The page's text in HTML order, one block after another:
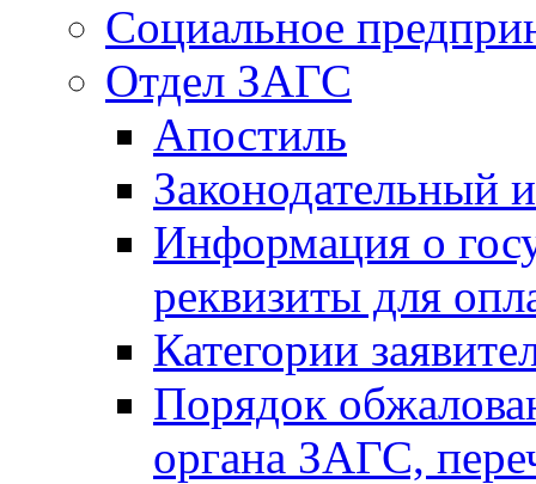
Социальное
Отдел ЗАГС
Апостиль
Законодательный
Информация о
реквизиты для
Категории
Порядок
органа ЗАГС,